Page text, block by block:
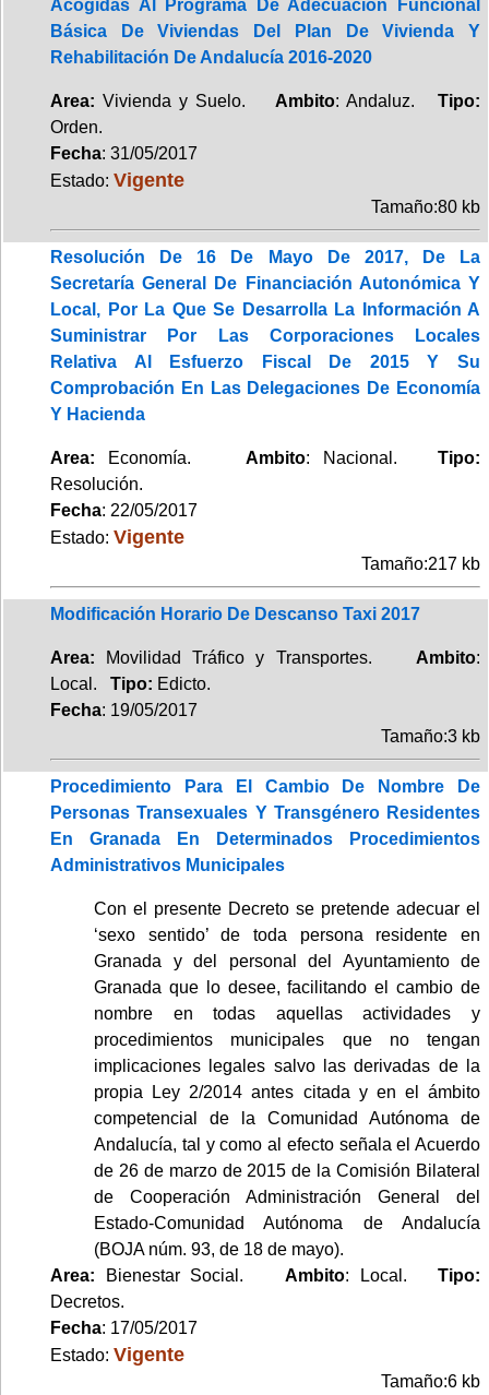
Acogidas Al Programa De Adecuación Funcional
Básica De Viviendas Del Plan De Vivienda Y
Rehabilitación De Andalucía 2016-2020
Area: Vivienda y Suelo. Ambito: Andaluz.Tipo:
Orden.
Fecha: 31/05/2017
Estado: Vigente
Tamaño:80 kb
Resolución De 16 De Mayo De 2017, De La
Secretaría General De Financiación Autonómica Y
Local, Por La Que Se Desarrolla La Información A
Suministrar Por Las Corporaciones Locales
Relativa Al Esfuerzo Fiscal De 2015 Y Su
Comprobación En Las Delegaciones De Economía
Y Hacienda
Area: Economía. Ambito: Nacional.Tipo:
Resolución.
Fecha: 22/05/2017
Estado: Vigente
Tamaño:217 kb
Modificación Horario De Descanso Taxi 2017
Area: Movilidad Tráfico y Transportes. Ambito:
Local. Tipo: Edicto.
Fecha: 19/05/2017
Tamaño:3 kb
Procedimiento Para El Cambio De Nombre De
Personas Transexuales Y Transgénero Residentes
En Granada En Determinados Procedimientos
Administrativos Municipales
Con el presente Decreto se pretende adecuar el
‘sexo sentido’ de toda persona residente en
Granada y del personal del Ayuntamiento de
Granada que lo desee, facilitando el cambio de
nombre en todas aquellas actividades y
procedimientos municipales que no tengan
implicaciones legales salvo las derivadas de la
propia Ley 2/2014 antes citada y en el ámbito
competencial de la Comunidad Autónoma de
Andalucía, tal y como al efecto señala el Acuerdo
de 26 de marzo de 2015 de la Comisión Bilateral
de Cooperación Administración General del
Estado-Comunidad Autónoma de Andalucía
(BOJA núm. 93, de 18 de mayo).
Area: Bienestar Social. Ambito: Local. Tipo:
Decretos.
Fecha: 17/05/2017
Estado: Vigente
Tamaño:6 kb